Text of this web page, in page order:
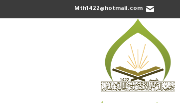
Mth1422@hotmail.com
الرئيسية أخبار الجمعية